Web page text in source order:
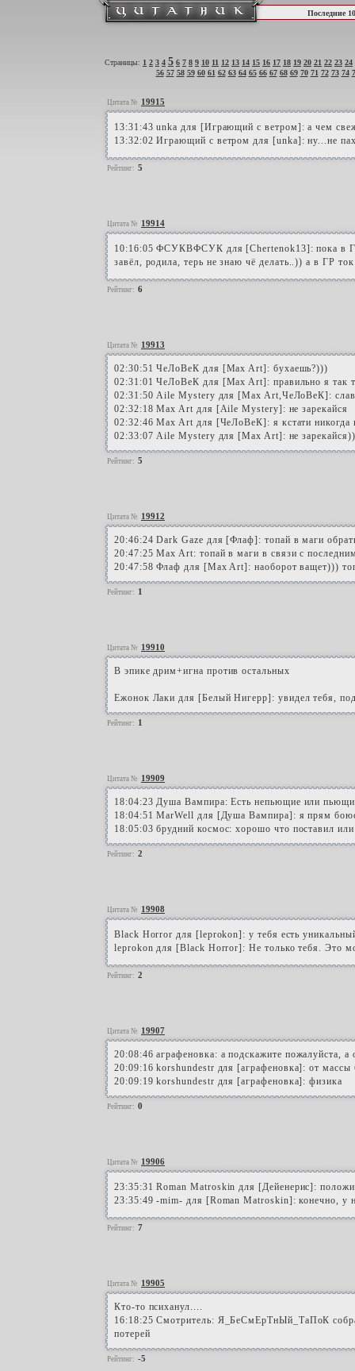
Последние
Страницы: 1 2 3 4 5 6 7 8 9 10 11 12 13 14 15 16 17 18 19 20 21 22 23 24
56 57 58 59 60 61 62 63 64 65 66 67 68 69 70 71 72 73 74
Цитата № 19915
13:31:43 unka для [Играющий с ветром]: а чем
13:32:02 Играющий с ветром для [unka]: ну...не
Рейтинг: 5
Цитата № 19914
10:16:05 ФСУКВФСУК для [Chertenok13]: пока в
завёл, родила, терь не знаю чё делать..)) а в ГР
Рейтинг: 6
Цитата № 19913
02:30:51 ЧеЛоВеК для [Max Art]: бухаешь?)))
02:31:01 ЧеЛоВеК для [Max Art]: правильно я так
02:31:50 Aile Mystery для [Max Art,ЧеЛоВеК]:
02:32:18 Max Art для [Aile Mystery]: не зарекайся
02:32:46 Max Art для [ЧеЛоВеК]: я кстати никогда
02:33:07 Aile Mystery для [Max Art]: не зарекайся))
Рейтинг: 5
Цитата № 19912
20:46:24 Dark Gaze для [Флаф]: топай в маги
20:47:25 Max Art: топай в маги в связи с
20:47:58 Флаф для [Max Art]: наоборот ващет)))
Рейтинг: 1
Цитата № 19910
В эпике дрим+игна против остальных
Ежонок Лаки для [Белый Нигерр]: увидел тебя,
Рейтинг: 1
Цитата № 19909
18:04:23 Душа Вампира: Есть непьющие или
18:04:51 MarWell для [Душа Вампира]: я прям
18:05:03 брудний космос: хорошо что поставил
Рейтинг: 2
Цитата № 19908
Black Horror для [leprokon]: у тебя есть
leprokon для [Black Horror]: Не только тебя. Это
Рейтинг: 2
Цитата № 19907
20:08:46 аграфеновка: а подскажите пожалуйста, а
20:09:16 korshundestr для [аграфеновка]: от массы
20:09:19 korshundestr для [аграфеновка]: физика
Рейтинг: 0
Цитата № 19906
23:35:31 Roman Matroskin для [Дейенерис]:
23:35:49 -mim- для [Roman Matroskin]: конечно, у
Рейтинг: 7
Цитата № 19905
Кто-то психанул....
16:18:25 Смотритель: Я_БеСмЕрТнЫй_ТаПоК
потерей
Рейтинг: -5